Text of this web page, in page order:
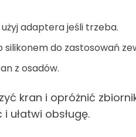
adaptera jeśli trzeba.
do zastosowań
z osadów.
kran i opróżnić
ułatwi obsługę.